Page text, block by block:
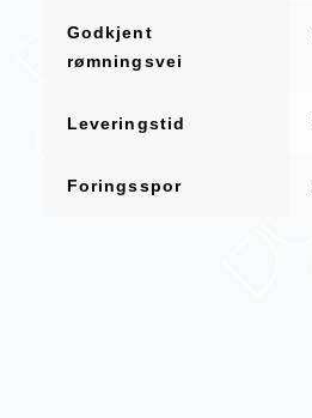
Godkjent
rømningsvei
Leveringstid
Foringsspor